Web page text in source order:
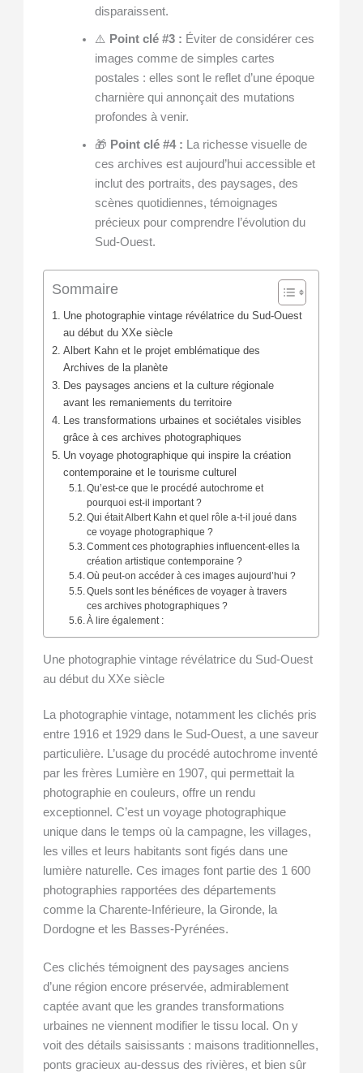
disparaissent.
⚠️ Point clé #3 : Éviter de considérer ces
images comme de simples cartes
postales : elles sont le reflet d’une époque
charnière qui annonçait des mutations
profondes à venir.
🎁 Point clé #4 : La richesse visuelle de
ces archives est aujourd’hui accessible et
inclut des portraits, des paysages, des
scènes quotidiennes, témoignages
précieux pour comprendre l’évolution du
Sud-Ouest.
Sommaire
Une photographie vintage révélatrice du Sud-Ouest
au début du XXe siècle
Albert Kahn et le projet emblématique des
Archives de la planète
Des paysages anciens et la culture régionale
avant les remaniements du territoire
Les transformations urbaines et sociétales visibles
grâce à ces archives photographiques
Un voyage photographique qui inspire la création
contemporaine et le tourisme culturel
Qu’est-ce que le procédé autochrome et
pourquoi est-il important ?
Qui était Albert Kahn et quel rôle a-t-il joué dans
ce voyage photographique ?
Comment ces photographies influencent-elles la
création artistique contemporaine ?
Où peut-on accéder à ces images aujourd’hui ?
Quels sont les bénéfices de voyager à travers
ces archives photographiques ?
À lire également :
Une photographie vintage révélatrice du Sud-Ouest
au début du XXe siècle
La photographie vintage, notamment les clichés pris
entre 1916 et 1929 dans le Sud-Ouest, a une saveur
particulière. L’usage du procédé autochrome inventé
par les frères Lumière en 1907, qui permettait la
photographie en couleurs, offre un rendu
exceptionnel. C’est un voyage photographique
unique dans le temps où la campagne, les villages,
les villes et leurs habitants sont figés dans une
lumière naturelle. Ces images font partie des 1 600
photographies rapportées des départements
comme la Charente-Inférieure, la Gironde, la
Dordogne et les Basses-Pyrénées.
Ces clichés témoignent des paysages anciens
d’une région encore préservée, admirablement
captée avant que les grandes transformations
urbaines ne viennent modifier le tissu local. On y
voit des détails saisissants : maisons traditionnelles,
ponts gracieux au-dessus des rivières, et bien sûr